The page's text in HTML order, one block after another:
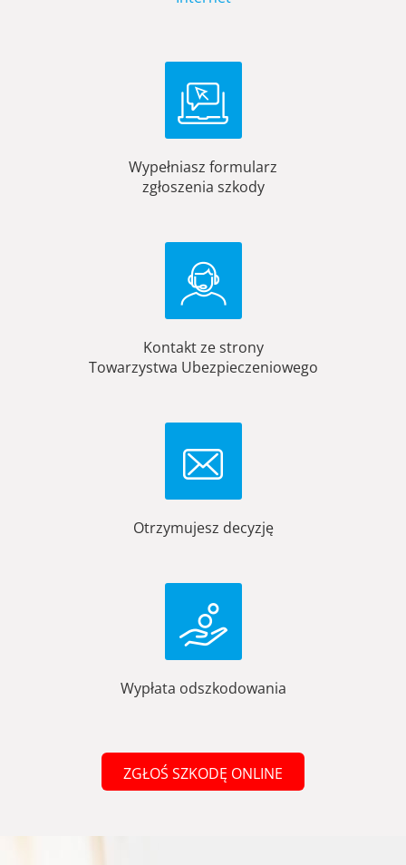
Wypełniasz formularz
zgłoszenia szkody
Kontakt ze strony
Towarzystwa Ubezpieczeniowego
Otrzymujesz decyzję
Wypłata odszkodowania
ZGŁOŚ SZKODĘ ONLINE